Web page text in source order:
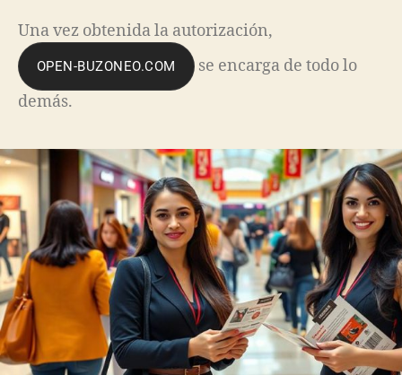
Una vez obtenida la autorización,
OPEN-BUZONEO.COM
se encarga de todo lo
demás.